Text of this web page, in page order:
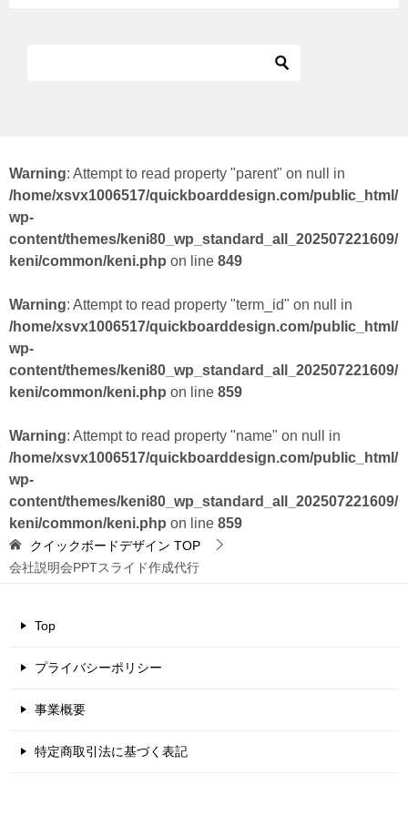
Warning: Attempt to read property "parent" on null in
/home/xsvx1006517/quickboarddesign.com/public_html/
wp-
content/themes/keni80_wp_standard_all_202507221609/
keni/common/keni.php on line 849
Warning: Attempt to read property "term_id" on null in
/home/xsvx1006517/quickboarddesign.com/public_html/
wp-
content/themes/keni80_wp_standard_all_202507221609/
keni/common/keni.php on line 859
Warning: Attempt to read property "name" on null in
/home/xsvx1006517/quickboarddesign.com/public_html/
wp-
content/themes/keni80_wp_standard_all_202507221609/
keni/common/keni.php on line 859
クイックボードデザイン TOP
会社説明会PPTスライド作成代行
Top
プライバシーポリシー
事業概要
特定商取引法に基づく表記